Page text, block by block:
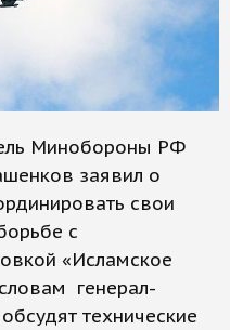
Минобороны РФ
заявил о
свои
с
«Исламское
генерал-
технические